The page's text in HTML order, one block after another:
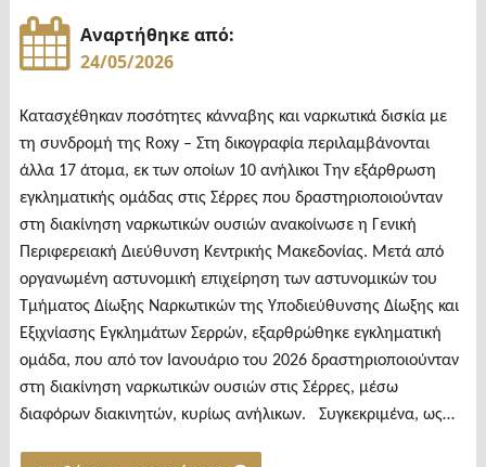
Αναρτήθηκε από:
24/05/2026
Κατασχέθηκαν ποσότητες κάνναβης και ναρκωτικά δισκία με
τη συνδρομή της Roxy – Στη δικογραφία περιλαμβάνονται
άλλα 17 άτομα, εκ των οποίων 10 ανήλικοι Την εξάρθρωση
εγκληματικής ομάδας στις Σέρρες που δραστηριοποιούνταν
στη διακίνηση ναρκωτικών ουσιών ανακοίνωσε η Γενική
Περιφερειακή Διεύθυνση Κεντρικής Μακεδονίας. Μετά από
οργανωμένη αστυνομική επιχείρηση των αστυνομικών του
Τμήματος Δίωξης Ναρκωτικών της Υποδιεύθυνσης Δίωξης και
Εξιχνίασης Εγκλημάτων Σερρών, εξαρθρώθηκε εγκληματική
ομάδα, που από τον Ιανουάριο του 2026 δραστηριοποιούνταν
στη διακίνηση ναρκωτικών ουσιών στις Σέρρες, μέσω
διαφόρων διακινητών, κυρίως ανήλικων. Συγκεκριμένα, ως…